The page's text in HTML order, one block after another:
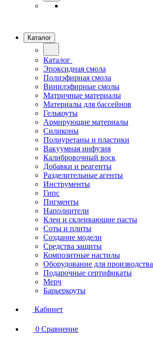
Каталог
Каталог
Эпоксидная смола
Полиэфирная смола
Винилэфирные смолы
Матричные материалы
Материалы для бассейнов
Гелькоуты
Армирующие материалы
Силиконы
Полиуретаны и пластики
Вакуумная инфузия
Калибровочный воск
Добавки и реагенты
Разделительные агенты
Инструменты
Гипс
Пигменты
Наполнители
Клеи и склеивающие пасты
Соты и плиты
Создание модели
Средства защиты
Композитные настилы
Оборудование для производства
Подарочные сертификаты
Мерч
Барьеркоуты
Кабинет
0 Сравнение